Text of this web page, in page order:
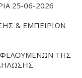
25-06-2026
& ΕΜΠΕΙΡΙΩΝ
ΤΗΣ